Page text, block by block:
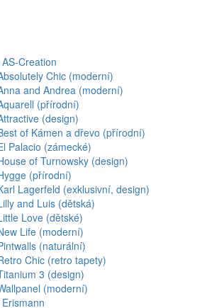
Creation
Chic (moderní)
and Andrea (moderní)
(přírodní)
(design)
of Kámen a dřevo (přírodní)
Palacio (zámecké)
of Turnowsky (design)
(přírodní)
Lagerfeld (exklusivní, design)
and Luis (dětská)
Love (dětské)
Life (moderní)
(naturální)
Chic (retro tapety)
3 (design)
(moderní)